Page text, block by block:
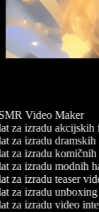
Video Maker
za izradu akcijskih
za izradu dramskih
za izradu komičnih
za izradu modnih
za izradu teaser
za izradu unboxing
za izradu video